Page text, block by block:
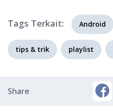
Tags Terkait: Android
tips & trik playlist
Share